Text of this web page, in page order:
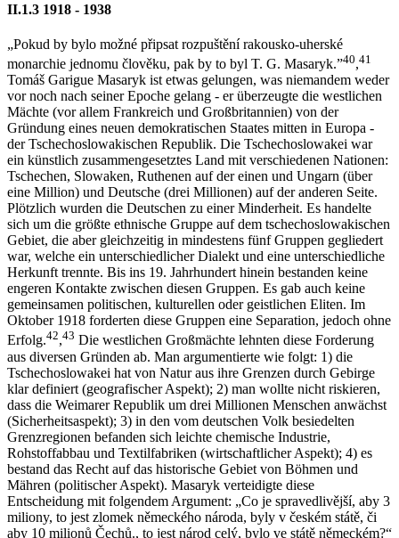
II.1.3 1918 - 1938
„Pokud by bylo možné připsat rozpuštění rakousko-uherské
monarchie jednomu člověku, pak by to byl T. G. Masaryk.”40,41
Tomáš Garigue Masaryk ist etwas gelungen, was niemandem weder
vor noch nach seiner Epoche gelang - er überzeugte die westlichen
Mächte (vor allem Frankreich und Großbritannien) von der
Gründung eines neuen demokratischen Staates mitten in Europa -
der Tschechoslowakischen Republik. Die Tschechoslowakei war
ein künstlich zusammengesetztes Land mit verschiedenen Nationen:
Tschechen, Slowaken, Ruthenen auf der einen und Ungarn (über
eine Million) und Deutsche (drei Millionen) auf der anderen Seite.
Plötzlich wurden die Deutschen zu einer Minderheit. Es handelte
sich um die größte ethnische Gruppe auf dem tschechoslowakischen
Gebiet, die aber gleichzeitig in mindestens fünf Gruppen gegliedert
war, welche ein unterschiedlicher Dialekt und eine unterschiedliche
Herkunft trennte. Bis ins 19. Jahrhundert hinein bestanden keine
engeren Kontakte zwischen diesen Gruppen. Es gab auch keine
gemeinsamen politischen, kulturellen oder geistlichen Eliten. Im
Oktober 1918 forderten diese Gruppen eine Separation, jedoch ohne
Erfolg.42,43 Die westlichen Großmächte lehnten diese Forderung
aus diversen Gründen ab. Man argumentierte wie folgt: 1) die
Tschechoslowakei hat von Natur aus ihre Grenzen durch Gebirge
klar definiert (geografischer Aspekt); 2) man wollte nicht riskieren,
dass die Weimarer Republik um drei Millionen Menschen anwächst
(Sicherheitsaspekt); 3) in den vom deutschen Volk besiedelten
Grenzregionen befanden sich leichte chemische Industrie,
Rohstoffabbau und Textilfabriken (wirtschaftlicher Aspekt); 4) es
bestand das Recht auf das historische Gebiet von Böhmen und
Mähren (politischer Aspekt). Masaryk verteidigte diese
Entscheidung mit folgendem Argument: „Co je spravedlivější, aby 3
miliony, to jest zlomek německého národa, byly v českém státě, či
aby 10 milionů Čechů., to jest národ celý, bylo ve státě německém?“